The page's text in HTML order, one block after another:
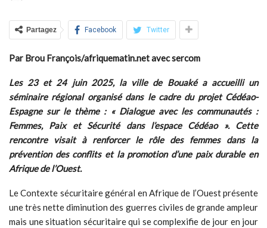
Partagez Facebook Twitter
Par Brou François/afriquematin.net avec sercom
Les 23 et 24 juin 2025, la ville de Bouaké a accueilli un
séminaire régional organisé dans le cadre du projet Cédéao-
Espagne sur le thème : « Dialogue avec les communautés :
Femmes, Paix et Sécurité dans l’espace Cédéao ». Cette
rencontre visait à renforcer le rôle des femmes dans la
prévention des conflits et la promotion d’une paix durable en
Afrique de l’Ouest.
Le Contexte sécuritaire général en Afrique de l’Ouest présente
une très nette diminution des guerres civiles de grande ampleur
mais une situation sécuritaire qui se complexifie de jour en jour